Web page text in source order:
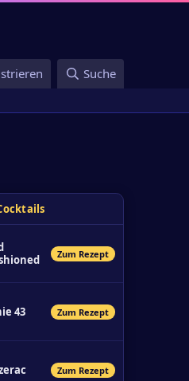
Suche
Zum Rezept
43 Zum Rezept
Zum Rezept